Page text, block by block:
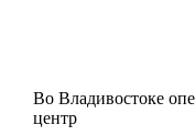
Во Владивостоке
центр